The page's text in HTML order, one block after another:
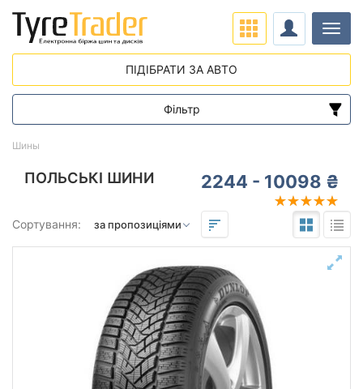
ПОЛЬСЬКІ ШИНИ 2244 - 10098 ₴
Сортування:
Шины
ПІДІБРАТИ ЗА АВТО
Фільтр
від
Підбір за параметрами